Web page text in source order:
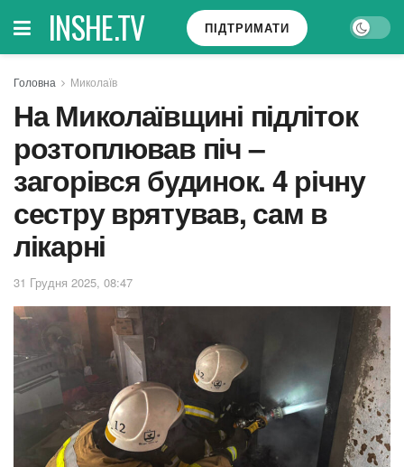
INSHE.TV ПІДТРИМАТИ
Головна Миколаїв
На Миколаївщині підліток
розтоплював піч –
загорівся будинок. 4 річну
сестру врятував, сам в
лікарні
31 Грудня 2025, 08:47